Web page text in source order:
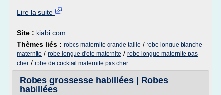
Lire la suite
Site : kiabi.com
Thèmes liés : robes maternite grande taille / robe longue blanche
maternite / robe longue d'ete maternite / robe longue maternite pas
cher / robe de cocktail maternite pas cher
Robes grossesse habillées | Robes
habillées